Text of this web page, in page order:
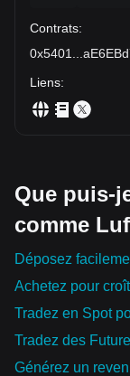
Contrats:
0x5401
Liens:
Que puis-
comme
Déposez
Achetez pour
Tradez en Spot
Tradez des
Générez un